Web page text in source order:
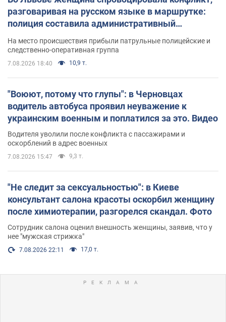
разговаривая на русском языке в маршрутке:
полиция составила административный
На место происшествия прибыли патрульные полицейские и
следственно-оперативная группа
7.08.2026 18:40 10,9 т.
"Воюют, потому что глупы": в Черновцах
водитель автобуса проявил неуважение к
украинским военным и поплатился за это. Видео
Водителя уволили после конфликта с пассажирами и
оскорблений в адрес военных
7.08.2026 15:47 9,3 т.
"Не следит за сексуальностью": в Киеве
консультант салона красоты оскорбил женщину
после химиотерапии, разгорелся скандал. Фото
Сотрудник салона оценил внешность женщины, заявив, что у
нее "мужская стрижка"
7.08.2026 22:11 17,0 т.